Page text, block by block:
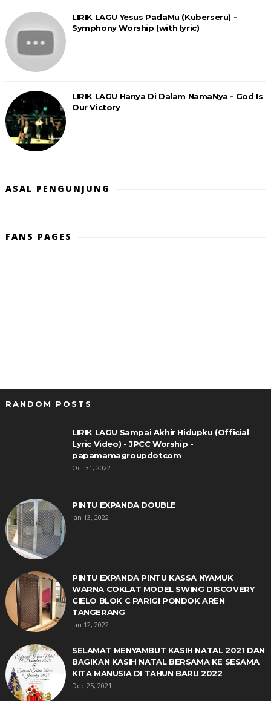
LIRIK LAGU Yesus PadaMu (Kuberseru) -
Symphony Worship (with lyric)
LIRIK LAGU Hanya Di Dalam NamaNya - God Is
Our Victory
ASAL PENGUNJUNG
FANS PAGES
RANDOM POSTS
LIRIK LAGU Sampai Akhir Hidupku (Official
Lyric Video) - JPCC Worship -
papamamagroupdotcom
Oct 31, 2022
PINTU EXPANDA DOUBLE
Jan 13, 2022
PINTU EXPANDA PINTU KASSA NYAMUK
WARNA COKLAT MODEL SWING DISCOVERY
CIELO BLOK C PARIGI PONDOK AREN
TANGERANG
Jan 12, 2022
SELAMAT MENYAMBUT KASIH NATAL 2021 DAN
BAGIKAN KASIH NATAL BERSAMA KE SESAMA
KITA MANUSIA DI TAHUN BARU 2022
Dec 25, 2021